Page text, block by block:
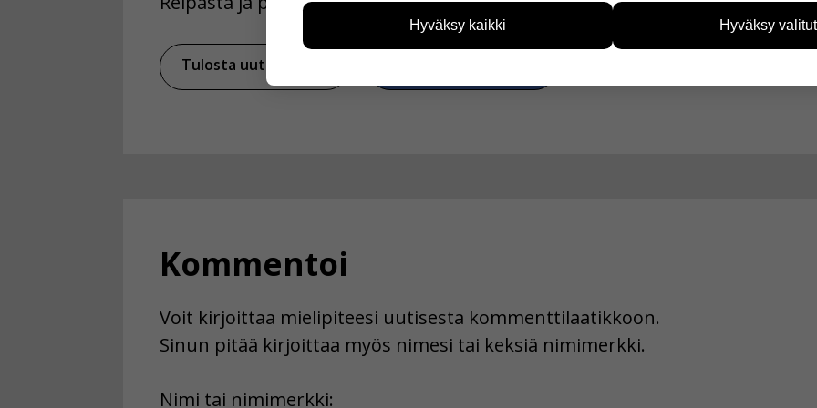
Tulosta uutinen
Kommentoi
Voit kirjoittaa mielipiteesi uutisesta kommenttilaatikkoon.
Sinun pitää kirjoittaa myös nimesi tai keksiä nimimerkki.
Nimi tai nimimerkki:
voimme kehittää sivustoamme vastaamaan paremmin käyttäjien tarpeita.
esimerkiksi kävijämääristä ja siitä, mitä sivuja käytetään ja miten sivuilla
kuitenkaan kerää henkilötietoja kuten nimiä, eikä tietoja voi yhdistää
Hyväksy kaikki Hyväksy valitut